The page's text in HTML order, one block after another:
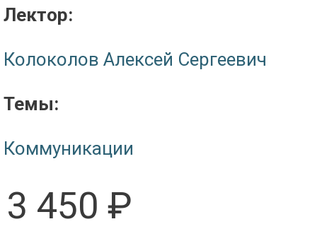
Лектор:
Колоколов Алексей Сергеевич
Темы:
Коммуникации
3 450 ₽